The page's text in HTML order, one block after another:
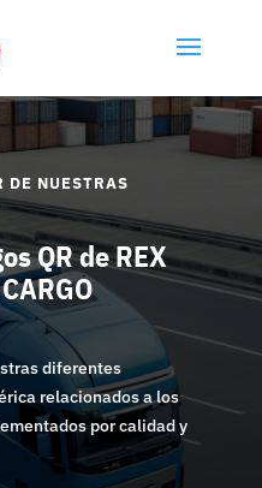
DE NUESTRAS
QR de REX
diferentes
relacionados a los
por calidad y